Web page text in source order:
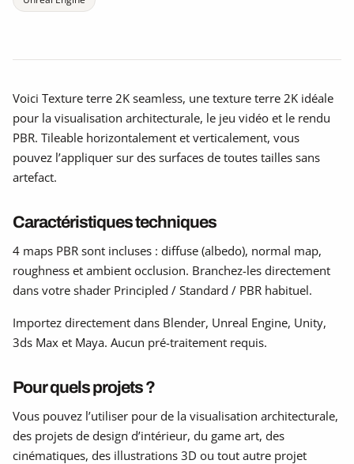
Voici Texture terre 2K seamless, une texture terre 2K idéale
pour la visualisation architecturale, le jeu vidéo et le rendu
PBR. Tileable horizontalement et verticalement, vous
pouvez l’appliquer sur des surfaces de toutes tailles sans
artefact.
Caractéristiques techniques
4 maps PBR sont incluses : diffuse (albedo), normal map,
roughness et ambient occlusion. Branchez-les directement
dans votre shader Principled / Standard / PBR habituel.
Importez directement dans Blender, Unreal Engine, Unity,
3ds Max et Maya. Aucun pré-traitement requis.
Pour quels projets ?
Vous pouvez l’utiliser pour de la visualisation architecturale,
des projets de design d’intérieur, du game art, des
cinématiques, des illustrations 3D ou tout autre projet